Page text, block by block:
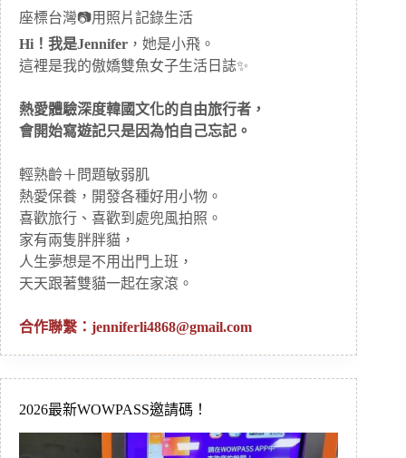
座標台灣📷用照片記錄生活
Hi！我是Jennifer ，她是小飛。
這裡是我的傲嬌雙魚女子生活日誌✨
熱愛體驗深度韓國文化的自由旅行者，
會開始寫遊記只是因為怕自己忘記。
輕熟齡＋問題敏弱肌
熱愛保養，開發各種好用小物。
喜歡旅行、喜歡到處兜風拍照。
家有兩隻胖胖貓，
人生夢想是不用出門上班，
天天跟著雙貓一起在家滾。
合作聯繫： jenniferli4868@gmail.com
2026最新WOWPASS邀請碼！